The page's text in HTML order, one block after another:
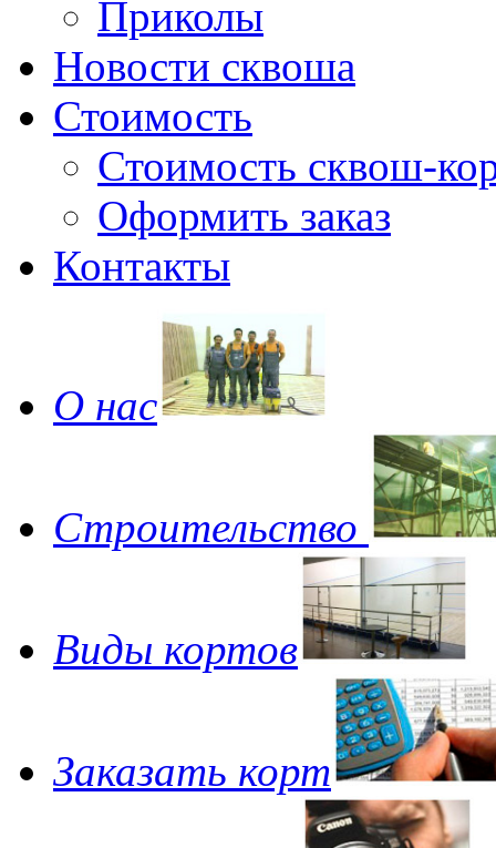
Приколы
Новости сквоша
Стоимость
Стоимость сквош-
Оформить заказ
Контакты
О нас
Строительство
Виды кортов
Заказать корт